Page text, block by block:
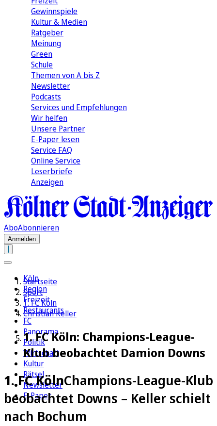
Gewinnspiele
Kultur & Medien
Ratgeber
Meinung
Green
Schule
Themen von A bis Z
Newsletter
Podcasts
Services und Empfehlungen
Wir helfen
Unsere Partner
E-Paper lesen
Service FAQ
Online Service
Leserbriefe
Anzeigen
AboAbonnieren
Anmelden
Köln
Region
Freizeit
Restaurants
FC
Panorama
Politik
Wirtschaft
Kultur
Rätsel
Newsletter
E-Paper
Startseite
Sport
1. FC Köln
Christian Keller
1. FC Köln: Champions-League-
Klub beobachtet Damion Downs
1. FC KölnChampions-League-Klub
beobachtet Downs – Keller schielt
nach Bochum